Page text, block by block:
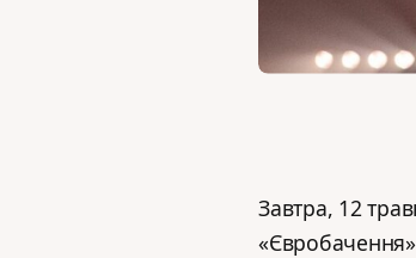
Завтра, 12